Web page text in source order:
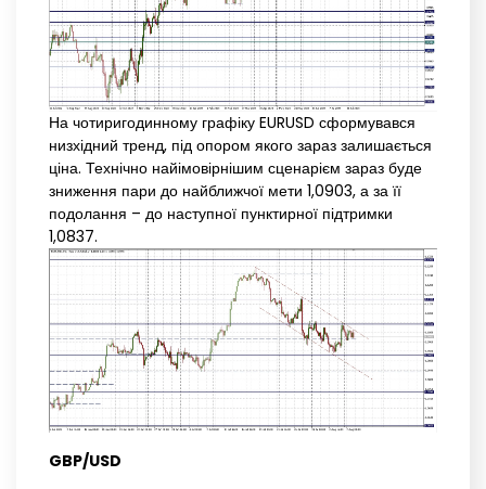
На чотиригодинному графіку EURUSD сформувався
низхідний тренд, під опором якого зараз залишається
ціна. Технічно найімовірнішим сценарієм зараз буде
зниження пари до найближчої мети 1,0903, а за її
подолання – до наступної пунктирної підтримки
1,0837.
GBP/USD